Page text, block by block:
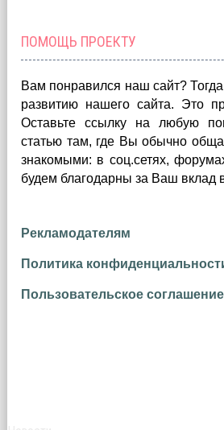
ПОМОЩЬ ПРОЕКТУ
Вам понравился наш сайт?
развитию нашего сайта. Это
Оставьте ссылку на любую
статью там, где Вы обычно
знакомыми: в соц.сетях,
будем благодарны за Ваш вклад
Рекламодателям
Политика
Пользовательское соглашение